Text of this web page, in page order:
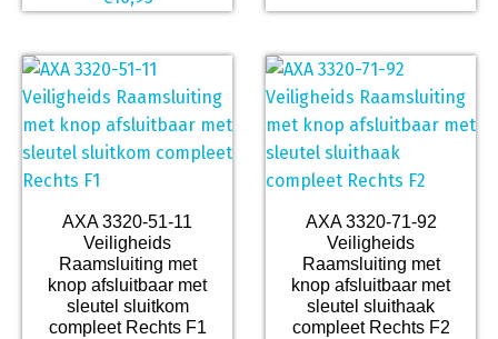
AXA 3320-51-11
Veiligheids
Raamsluiting met
knop afsluitbaar met
sleutel sluitkom
compleet Rechts F1
AXA 3320-71-92
Veiligheids
Raamsluiting met
knop afsluitbaar met
sleutel sluithaak
compleet Rechts F2